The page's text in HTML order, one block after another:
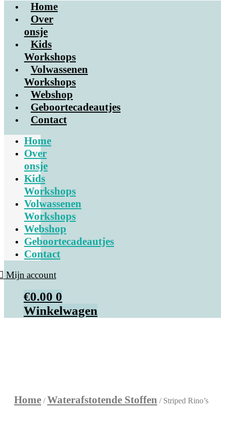
Home
Over
onsje
Kids
Workshops
Volwassenen
Workshops
Webshop
Geboortecadeautjes
Contact
Home
Over
onsje
Kids
Workshops
Volwassenen
Workshops
Webshop
Geboortecadeautjes
Contact
Mijn account
€0.00 0
Winkelwagen
Home /Waterafstotende Stoffen / Striped Rino’s